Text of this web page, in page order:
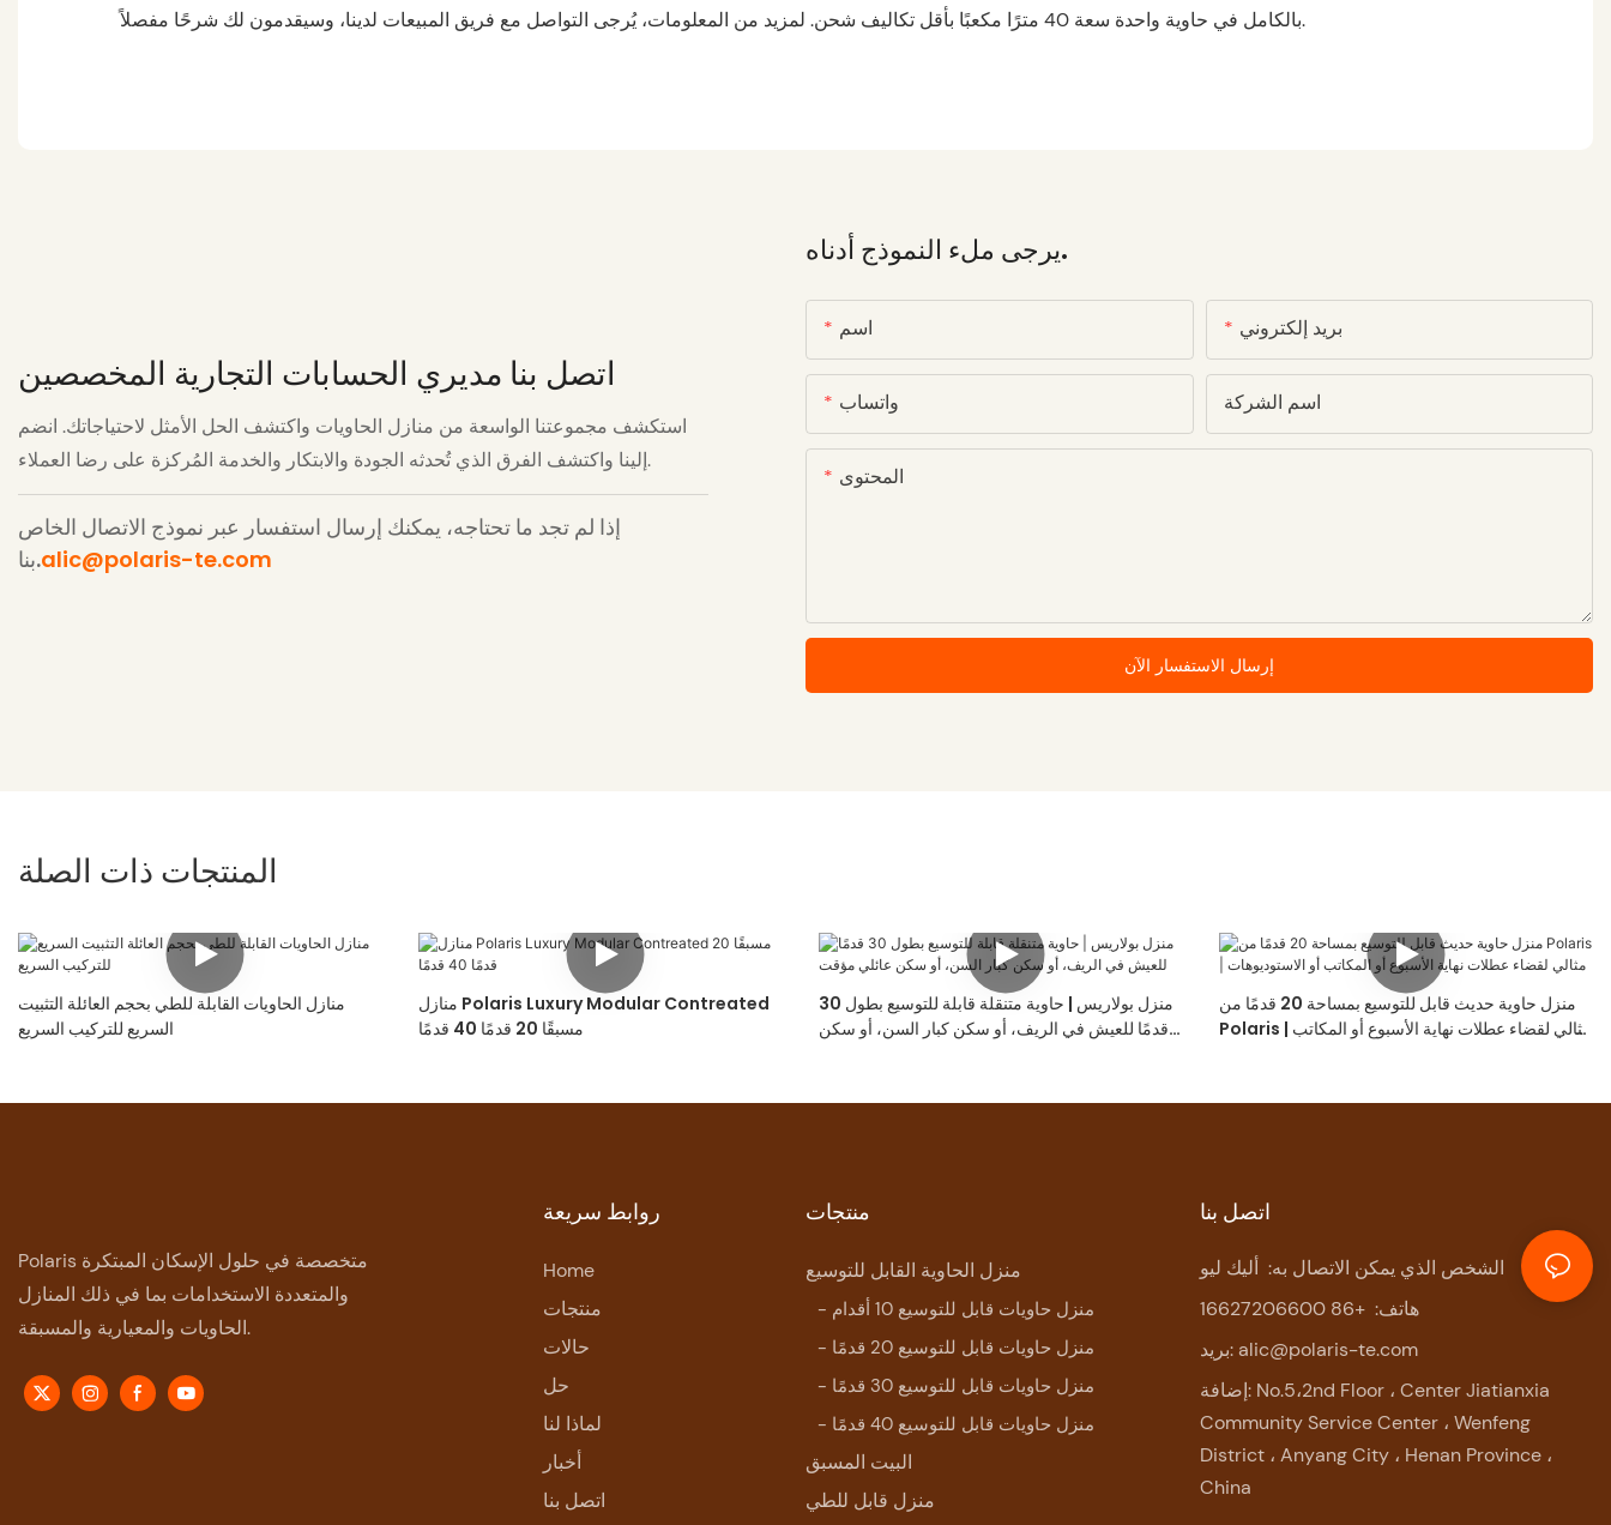
بالكامل في حاوية واحدة سعة 40 مترًا مكعبًا بأقل تكاليف شحن. لمزيد من المعلومات، يُرجى التواصل مع فريق المبيعات لدينا، وسيقدمون لك شرحًا مفصلاً.
اتصل بنا مديري الحسابات التجارية المخصصين
استكشف مجموعتنا الواسعة من منازل الحاويات واكتشف الحل الأمثل لاحتياجاتك. انضم
إلينا واكتشف الفرق الذي تُحدثه الجودة والابتكار والخدمة المُركزة على رضا العملاء.
إذا لم تجد ما تحتاجه، يمكنك إرسال استفسار عبر نموذج الاتصال الخاص
بنا.alic@polaris-te.com
يرجى ملء النموذج أدناه.
اسم بريد إلكتروني
واتساب اسم الشركة
المحتوى
إرسال الاستفسار الآن
المنتجات ذات الصلة
منازل الحاويات القابلة للطي بحجم العائلة التثبيت
السريع للتركيب السريع
منازل Polaris Luxury Modular Contreated
مسبقًا 20 قدمًا 40 قدمًا
منزل بولاريس | حاوية متنقلة قابلة للتوسيع بطول 30
قدمًا للعيش في الريف، أو سكن كبار السن، أو سكن
منزل حاوية حديث قابل للتوسيع بمساحة 20 قدمًا من
Polaris | مثالي لقضاء عطلات نهاية الأسبوع أو المكاتب
Polaris متخصصة في حلول الإسكان المبتكرة
والمتعددة الاستخدامات بما في ذلك المنازل
الحاويات والمعيارية والمسبقة.
روابط سريعة
Home
منتجات
حالات
حل
لماذا لنا
أخبار
اتصل بنا
منتجات
منزل الحاوية القابل للتوسيع
- منزل حاويات قابل للتوسيع 10 أقدام
- منزل حاويات قابل للتوسيع 20 قدمًا
- منزل حاويات قابل للتوسيع 30 قدمًا
- منزل حاويات قابل للتوسيع 40 قدمًا
البيت المسبق
منزل قابل للطي
اتصل بنا
الشخص الذي يمكن الاتصال به: أليك ليو
هاتف: +86 16627206600
بريد:alic@polaris-te.com
إضافة: No.5،2nd Floor ، Center Jiatianxia
Community Service Center ، Wenfeng
District ، Anyang City ، Henan Province ،
China